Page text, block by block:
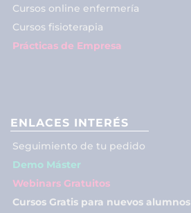
Cursos online enfermería
Cursos fisioterapia
Prácticas de Empresa
ENLACES INTERÉS
Seguimiento de tu pedido
Demo Máster
Webinars Gratuitos
Cursos Gratis para nuevos alumnos